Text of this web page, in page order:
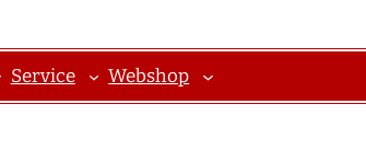
Service Webshop